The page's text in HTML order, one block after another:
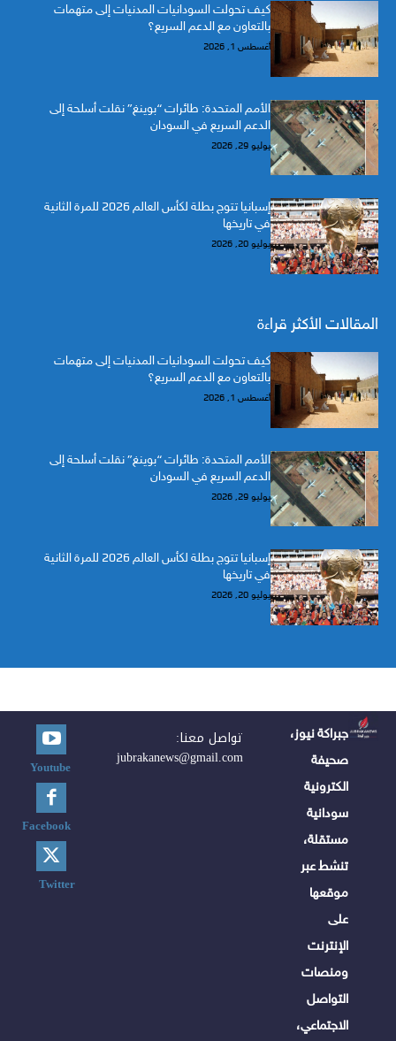
كيف تحولت السودانيات المدنيات إلى متهمات
بالتعاون مع الدعم السريع؟
أغسطس 1, 2026
الأمم المتحدة: طائرات “بوينغ” نقلت أسلحة إلى
الدعم السريع في السودان
يوليو 29, 2026
إسبانيا تتوج بطلة لكأس العالم 2026 للمرة الثانية
في تاريخها
يوليو 20, 2026
المقالات الأكثر قراءة
كيف تحولت السودانيات المدنيات إلى متهمات
بالتعاون مع الدعم السريع؟
أغسطس 1, 2026
الأمم المتحدة: طائرات “بوينغ” نقلت أسلحة إلى
الدعم السريع في السودان
يوليو 29, 2026
إسبانيا تتوج بطلة لكأس العالم 2026 للمرة الثانية
في تاريخها
يوليو 20, 2026
جبراكة نيوز،
صحيفة
الكترونية
سودانية
مستقلة،
تنشط عبر
موقعها
على
الإنترنت
ومنصات
التواصل
الاجتماعي،
تواصل معنا:
jubrakanews@gmail.com
Youtube
Facebook
Twitter